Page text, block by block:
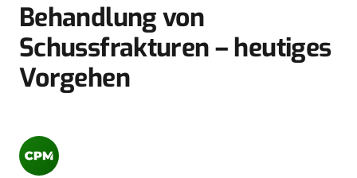
Behandlung von
Schussfrakturen – heutiges
Vorgehen